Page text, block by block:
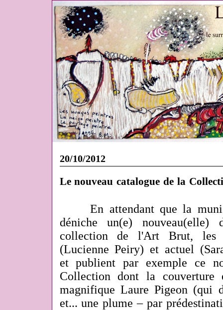
20/10/2012
Le nouveau catalogue de la
En attendant que la
déniche un(e) nouveau(elle)
collection de l'Art Brut, les
(Lucienne Peiry) et actuel
et publient par exemple ce
Collection dont la
magnifique Laure Pigeon (qui
et... une plume – par